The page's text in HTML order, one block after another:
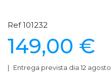
Ref 101232
149,00 €
Entrega prevista dia 12 agosto